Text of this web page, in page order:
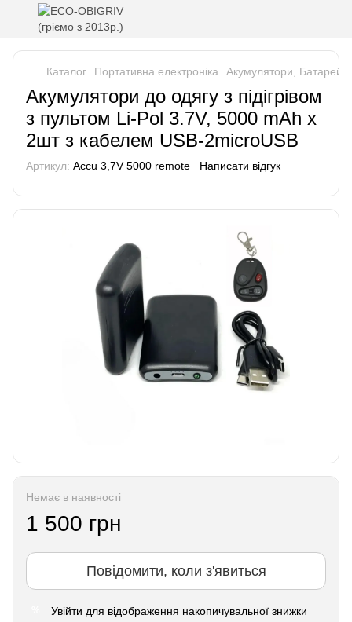
Каталог Портативна електроніка Акумулятори,
Акумулятори до одягу з підігрівом
з пультом Li-Pol 3.7V, 5000 mAh х
2шт з кабелем USB-2microUSB
Артикул: Accu 3,7V 5000 remote Написати відгук
Немає в наявності
1 500 грн
Повідомити, коли з'явиться
Увійти для відображення накопичувальної знижки